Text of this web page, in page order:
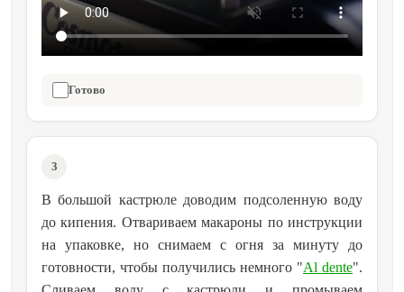
Готово
3
В большой кастрюле доводим подсоленную воду
до кипения. Отвариваем макароны по инструкции
на упаковке, но снимаем с огня за минуту до
готовности, чтобы получились немного "Al dente".